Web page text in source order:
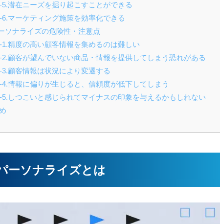
5.潜在ニーズを掘り起こすことができる
6.マーケティング施策を効率化できる
ソナライズの危険性・注意点
1.精度の高い顧客情報を集めるのは難しい
2.顧客が望んでいない商品・情報を提供してしまう恐れがある
3.顧客情報は状況により変遷する
4.情報に偏りが生じると、信頼度が低下してしまう
5.しつこいと感じられてマイナスの印象を与えるかもしれない
ーソナライズとは